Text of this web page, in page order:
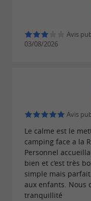
Avis
03/08/2026
Avis
Le calme est le
camping face a la
Personnel
bien et c’est très
simple mais
aux enfants. Nous
tranquillité